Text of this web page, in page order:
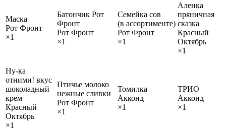
Маска
Рот Фронт
×1
Батончик Рот
Фронт
Рот Фронт
×1
Семейка сов
(в ассортименте)
Рот Фронт
×1
Аленка
пряничная
сказка
Красный
Октябрь
×1
Ну-ка
отними! вкус
шоколадный
крем
Красный
Октябрь
×1
Птичье молоко
нежные сливки
Рот Фронт
×1
Томилка
Акконд
×1
ТРИО
Акконд
×1